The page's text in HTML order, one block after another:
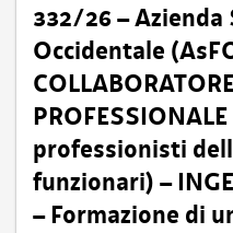
332/26 –
Occidentale
professionisti
funzionari) –
– Formazione di